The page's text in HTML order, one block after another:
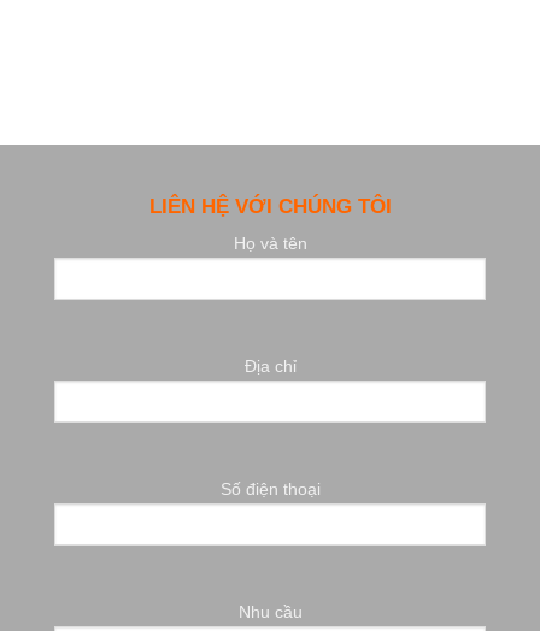
LIÊN HỆ VỚI CHÚNG TÔI
Họ và tên
Địa chỉ
Số điện thoại
Nhu cầu